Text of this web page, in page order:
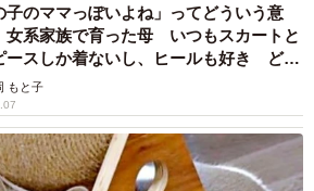
子のママっぽいよね」ってどういう意
系家族で育った母 いつもスカートと
ースしか着ないし、ヒールも好き どの
…
もと子